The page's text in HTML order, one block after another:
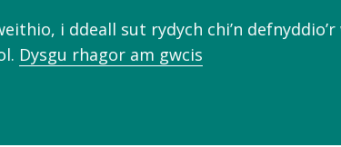
i ddeall sut rydych chi’n
Dysgu rhagor am gwcis